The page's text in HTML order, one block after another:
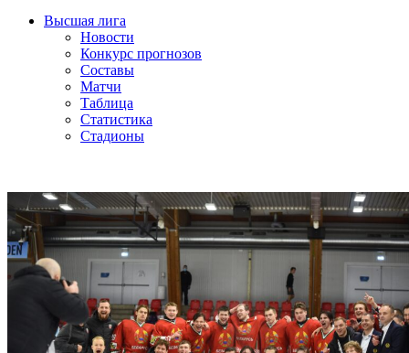
Высшая лига
Новости
Конкурс прогнозов
Составы
Матчи
Таблица
Статистика
Стадионы